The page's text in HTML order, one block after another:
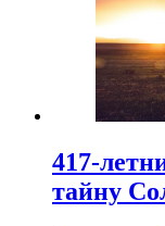
417-
тайну